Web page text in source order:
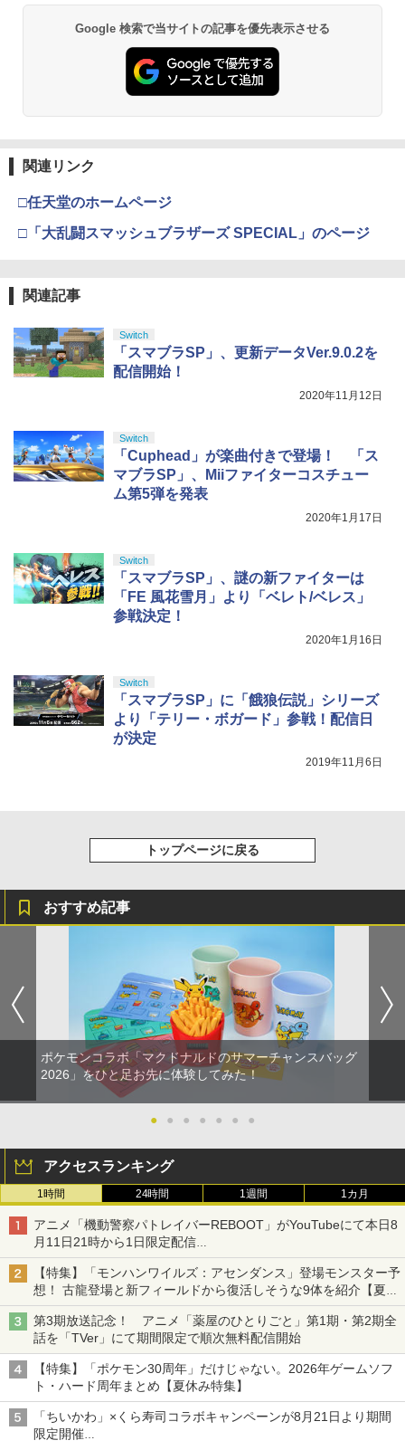
Google 検索で当サイトの記事を優先表示させる
関連リンク
□任天堂のホームページ
□「大乱闘スマッシュブラザーズ SPECIAL」のページ
関連記事
Switch
「スマブラSP」、更新データVer.9.0.2を
配信開始！
2020年11月12日
Switch
「Cuphead」が楽曲付きで登場！ 「ス
マブラSP」、Miiファイターコスチュー
ム第5弾を発表
2020年1月17日
Switch
「スマブラSP」、謎の新ファイターは
「FE 風花雪月」より「ベレト/ベレス」
参戦決定！
2020年1月16日
Switch
「スマブラSP」に「餓狼伝説」シリーズ
より「テリー・ボガード」参戦！配信日
が決定
2019年11月6日
トップページに戻る
おすすめ記事
ポケモンコラボ「マクドナルドのサマーチャンスバッグ
2026」をひと足お先に体験してみた！
● ● ● ● ● ● ●
アクセスランキング
1時間 24時間 1週間 1カ月
アニメ「機動警察パトレイバーREBOOT」がYouTubeにて本日8
月11日21時から1日限定配信
8月14日にはU-NEXTで限定配信
【特集】「モンハンワイルズ：アセンダンス」登場モンスター予
想！ 古龍登場と新フィールドから復活しそうな9体を紹介【夏休
み特集2026】
第3期放送記念！ アニメ「薬屋のひとりごと」第1期・第2期全
話を「TVer」にて期間限定で順次無料配信開始
【特集】「ポケモン30周年」だけじゃない。2026年ゲームソフ
ト・ハード周年まとめ【夏休み特集】
「ちいかわ」×くら寿司コラボキャンペーンが8月21日より期間
限定開催